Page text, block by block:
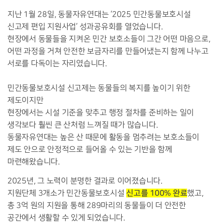
지난 1월 28일, 동물자유연대는 ‘2025 민간동물보호시설
신고제 편입 지원사업’ 성과공유회를 열었습니다.
현장에서 동물들을 지켜온 민간 보호소들이 그간 어떤 마음으로,
어떤 과정을 거쳐 안전한 보금자리를 만들어냈는지 함께 나누고
서로를 다독이는 자리였습니다.
민간동물보호시설 신고제는 동물들의 복지를 높이기 위한
제도이지만
현장에서는 시설 기준을 맞추고 행정 절차를 준비하는 일이
생각보다 훨씬 큰 산처럼 느껴질 때가 많습니다.
동물자유연대는 높은 산 때문에 활동을 멈추려는 보호소들이
제도 안으로 안정적으로 들어올 수 있는 기반을 함께
마련해왔습니다.
2025년, 그 노력이 분명한 결과로 이어졌습니다.
지원단체 3개소가 민간동물보호시설신고를 100% 완료했고,
총 3억 원의 지원을 통해 289마리의 동물들이 더 안전한
공간에서 생활할 수 있게 되었습니다.